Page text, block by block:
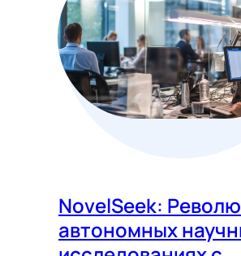
NovelSeek:
автономных